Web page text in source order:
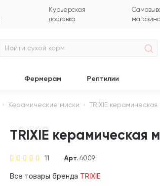
Курьерская
доставка
магазина
Фермерам Рептилии
Керамические миски TRIXIE
TRIXIE керамическая
11 Арт. 4009
Все товары бренда TRIXIE